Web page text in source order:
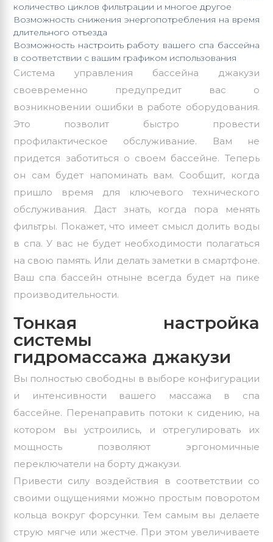
количество циклов фильтрации и многое другое
Возможность снижения энергопотребления на время
длительного отъезда
Возможность настроить работу вашего спа бассейна
в соответствии с вашим графиком использования
Система управления бассейна джакузи
своевременно предупредит вас о
возникновении ошибки в работе оборудования.
Это позволит быстро провести
профилактическое обслуживание. Вам не
придется заботиться о своем бассейне. Теперь
он сам будет напоминать вам. Сообщит, когда
пришло время для ключевого технического
обслуживания. Даст знать, когда пора менять
фильтры. Покажет, что имеет смысл долить воды
в спа. У вас не будет необходимости полагаться
на свою память. Или делать заметки в смартфоне.
Ваш спа бассейн отныне всегда будет на пике
производительности.
Тонкая настройка
системы
гидромассажа джакузи
Вы полностью свободны в выборе конфигурации
и интенсивности вашего массажа в спа
бассейне. Перенаправить потоки к сидению, на
котором вы устроились, и отрегулировать их
мощность позволяют эргономичные
переключатели на борту джакузи.
Привести силу воздействия в соответствии со
своими ощущениями можно простым поворотом
кольца вокруг форсунки. Тем самым вы делаете
струю мягче или жестче. При этом увеличиваете